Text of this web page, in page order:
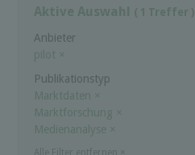
Aktive Auswahl ( 1 Treffer )
Anbieter
pilot ×
Publikationstyp
Marktdaten ×
Marktforschung ×
Medienanalyse ×